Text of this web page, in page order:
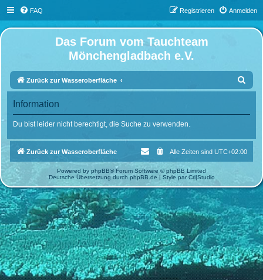
FAQ Anmelden
Registrieren
Das Forum vom Tauchteam
Mönchengladbach e.V.
Zurück zur Wasseroberfläche
u
Information
Du bist leider nicht berechtigt, die Suche zu verwenden.
Zurück zur Wasseroberfläche Alle Zeiten sind UTC+02:00
Powered by phpBB® Forum Software © phpBB Limited
Deutsche Übersetzung durch phpBB.de | Style par Cri|Studio